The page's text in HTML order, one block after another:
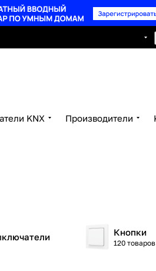
KNX Производители
Кнопки
120 товаров